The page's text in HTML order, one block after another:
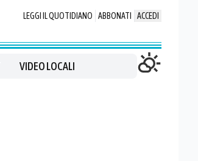
LEGGI IL QUOTIDIANO ABBONATI ACCEDI
VIDEO LOCALI